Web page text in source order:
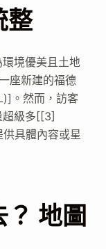
整
境優美且土地
座新建的福德
。然而，訪客
超級多[[3]
具體內容或星
地圖